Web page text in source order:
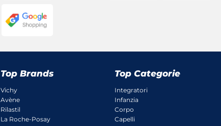
Top Brands
Vichy
Avène
Rilastil
La Roche-Posay
Top Categorie
Integratori
Infanzia
Corpo
Capelli